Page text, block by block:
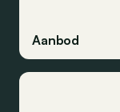
Aanbod